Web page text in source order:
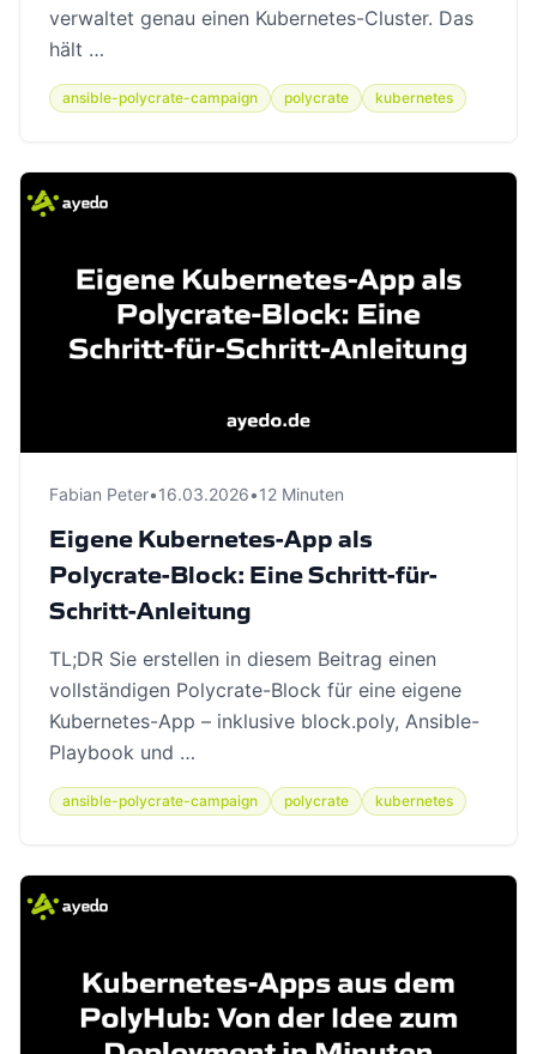
verwaltet genau einen Kubernetes-Cluster. Das
hält …
ansible-polycrate-campaign polycrate kubernetes
Fabian Peter•16.03.2026•12 Minuten
Eigene Kubernetes-App als
Polycrate-Block: Eine Schritt-für-
Schritt-Anleitung
TL;DR Sie erstellen in diesem Beitrag einen
vollständigen Polycrate-Block für eine eigene
Kubernetes-App – inklusive block.poly, Ansible-
Playbook und …
ansible-polycrate-campaign polycrate kubernetes